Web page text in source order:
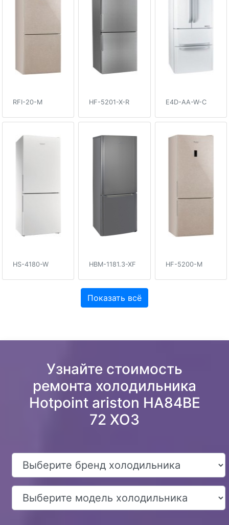
RFI-20-M HF-5201-X-R E4D-AA-W-C
HS-4180-W HBM-1181.3-XF HF-5200-M
Показать всё
Узнайте стоимость
ремонта холодильника
Hotpoint ariston HA84BE
72 XO3